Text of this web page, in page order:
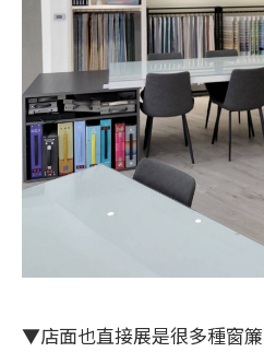
▼店面也直接展是很多種窗